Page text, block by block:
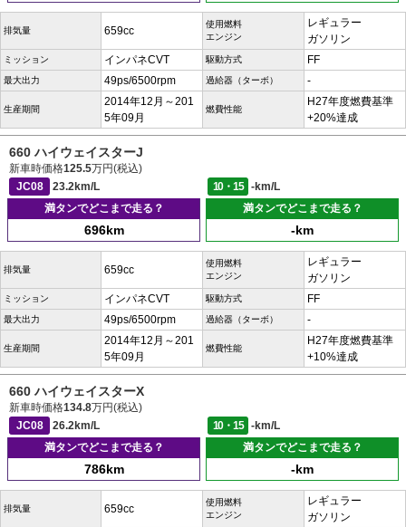
排気量 659cc
使用燃料
エンジン
レギュラー
ガソリン
ミッション インパネCVT 駆動方式 FF
最大出力 49ps/6500rpm 過給器（ターボ） -
生産期間
2014年12月～201
5年09月
燃費性能
H27年度燃費基準
+20%達成
660 ハイウェイスターJ
新車時価格125.5万円(税込)
JC08
23.2km/L 10・15
-km/L
満タンでどこまで走る？
696km
満タンでどこまで走る？
-km
排気量 659cc
使用燃料
エンジン
レギュラー
ガソリン
ミッション インパネCVT 駆動方式 FF
最大出力 49ps/6500rpm 過給器（ターボ） -
生産期間
2014年12月～201
5年09月
燃費性能
H27年度燃費基準
+10%達成
660 ハイウェイスターX
新車時価格134.8万円(税込)
JC08
26.2km/L 10・15
-km/L
満タンでどこまで走る？
786km
満タンでどこまで走る？
-km
排気量 659cc
使用燃料
エンジン
レギュラー
ガソリン